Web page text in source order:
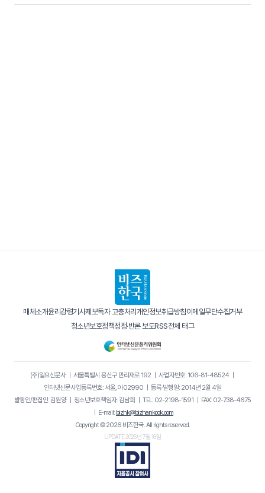
매체소개윤리강령기사제보독자 고충처리 개인정보취급방침이메일무단수집거부
청소년보호정책정정·반론 보도RSS전체 태그
(주)일요신문사｜ 서울특별시 용산구 만리재로 192｜ 사업자번호: 106-81-48524｜
인터넷신문사업등록번호: 서울, 아02990 ｜ 등록·발행일: 2014년 2월 4일
발행인/편집인: 김원양｜ 청소년보호책임자: 김남희 ｜ TEL: 02-2198-1591 ｜ FAX: 02-738-4675
｜ E-mail: bizhk@bizhankook.com
Copyright © 2026 비즈한국. All rights reserved.
UPDATE 2026년 7월 16일